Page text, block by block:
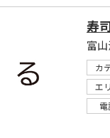
寿
富
カ
エ